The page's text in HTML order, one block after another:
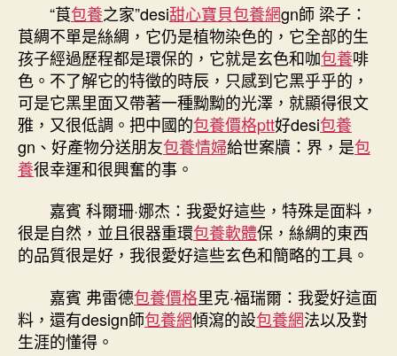
“莨包養之家”desi甜心寶貝包養網gn師 梁子：
莨綢不單是絲綢，它仍是植物染色的，它全部的生
孩子經過歷程都是環保的，它就是玄色和咖包養啡
色。不了解它的特徵的時辰，只感到它黑乎乎的，
可是它黑里面又帶著一種黝黝的光澤，就顯得很文
雅，又很低調。把中國的包養價格ptt好desi包養
gn、好產物分送朋友包養情婦給世案牘：界，是包
養很幸運和很興奮的事。
嘉賓 科爾珊·娜杰：我愛好這些，特殊是面料，
很是自然，並且很器重環包養軟體保，絲綢的東西
的品質很是好，我很愛好這些玄色和簡略的工具。
嘉賓 弗雷德包養價格里克·福瑞爾：我愛好這面
料，還有design師包養網傾瀉的設包養網法以及對
生涯的懂得。